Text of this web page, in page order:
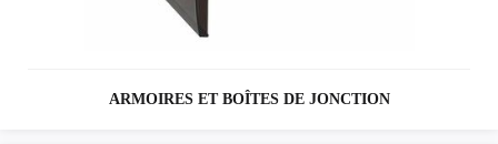
ARMOIRES ET BOÎTES DE JONCTION